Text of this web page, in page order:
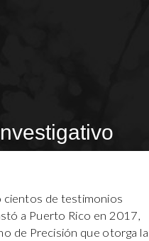
cientos de testimonios
a Puerto Rico en 2017,
de Precisión que otorga la